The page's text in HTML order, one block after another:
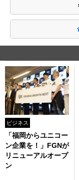
ビジネス
「福岡からユニコー
ン企業を！」FGNが
リニューアルオープ
ン